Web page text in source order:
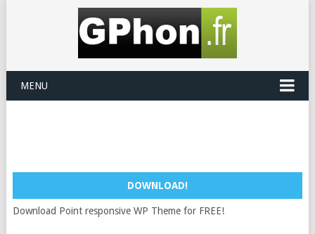
MENU
DOWNLOAD!
Download Point responsive WP Theme for FREE!